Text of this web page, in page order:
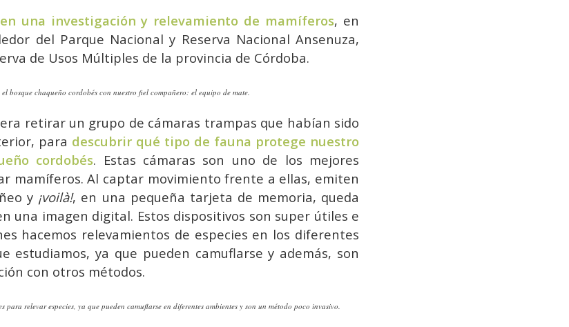
una investigación y relevamiento de mamíferos, en
del Parque Nacional y Reserva Nacional Ansenuza,
de Usos Múltiples de la provincia de Córdoba.
bosque chaqueño cordobés con nuestro fiel compañero: el equipo de mate.
retirar un grupo de cámaras trampas que habían sido
para descubrir qué tipo de fauna protege nuestro
cordobés. Estas cámaras son uno de los mejores
mamíferos. Al captar movimiento frente a ellas, emiten
y ¡voilà!, en una pequeña tarjeta de memoria, queda
una imagen digital. Estos dispositivos son super útiles e
hacemos relevamientos de especies en los diferentes
estudiamos, ya que pueden camuflarse y además, son
con otros métodos.
para relevar especies, ya que pueden camuflarse en diferentes ambientes y son un método poco invasivo.